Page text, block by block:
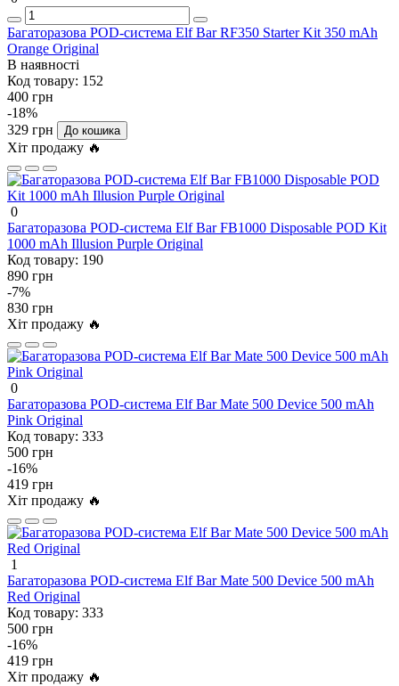
Багаторазова POD-система Elf Bar RF350 Starter Kit 350 mAh
Orange Original
В наявності
Код товару: 152
400 грн
-18%
329 грн
До кошика
Хіт продажу 🔥
0
Багаторазова POD-система Elf Bar FB1000 Disposable POD Kit
1000 mAh Illusion Purple Original
Код товару: 190
890 грн
-7%
830 грн
Хіт продажу 🔥
0
Багаторазова POD-система Elf Bar Mate 500 Device 500 mAh
Pink Original
Код товару: 333
500 грн
-16%
419 грн
Хіт продажу 🔥
1
Багаторазова POD-система Elf Bar Mate 500 Device 500 mAh
Red Original
Код товару: 333
500 грн
-16%
419 грн
Хіт продажу 🔥